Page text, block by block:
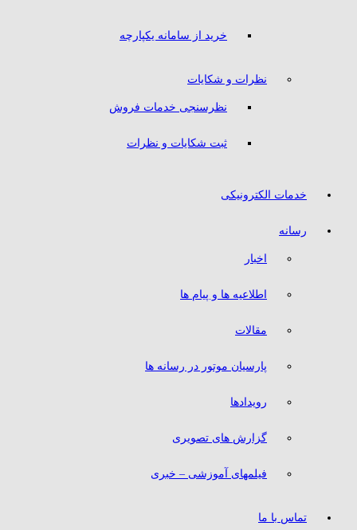
خرید از سامانه یکپارچه
نظرات و شکایات
نظرسنجی خدمات فروش
ثبت شکایات و نظرات
خدمات الکترونیکی
رسانه
اخبار
اطلاعیه ها و پیام ها
مقالات
پارسیان موتور در رسانه ها
رویدادها
گزارش های تصویری
فیلمهای آموزشی – خبری
تماس با ما